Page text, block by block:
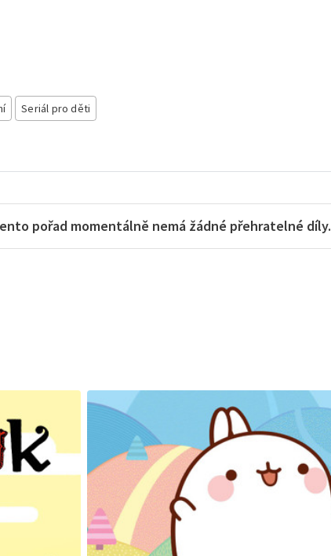
Seriál pro děti
pořad momentálně nemá žádné přehratelné díly.